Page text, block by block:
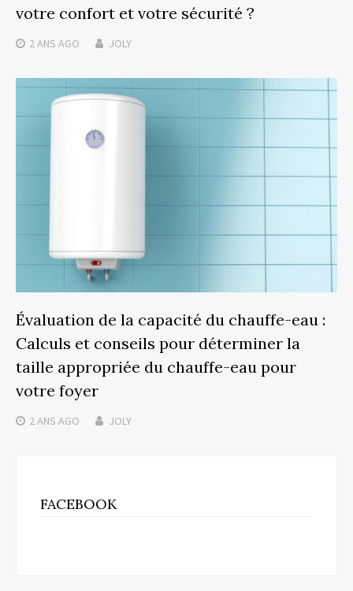
votre confort et votre sécurité ?
2 ANS AGO JOLY
Évaluation de la capacité du chauffe-eau :
Calculs et conseils pour déterminer la
taille appropriée du chauffe-eau pour
votre foyer
2 ANS AGO JOLY
FACEBOOK